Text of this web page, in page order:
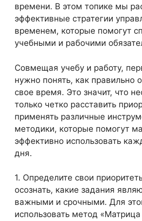
времени. В этом топике мы
эффективные стратегии
временем, которые помогут
учебными и рабочими
Совмещая учебу и работу,
нужно понять, как правильно
свое время. Это значит, что
только четко расставить
применять различные
методики, которые помогут
эффективно использовать
дня.
1. Определите свои
осознать, какие задания
важными и срочными. Для
использовать метод «Матрица